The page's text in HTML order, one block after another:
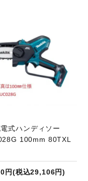
式ハンディソー
100mm 80TXL
円(税込29,106円)